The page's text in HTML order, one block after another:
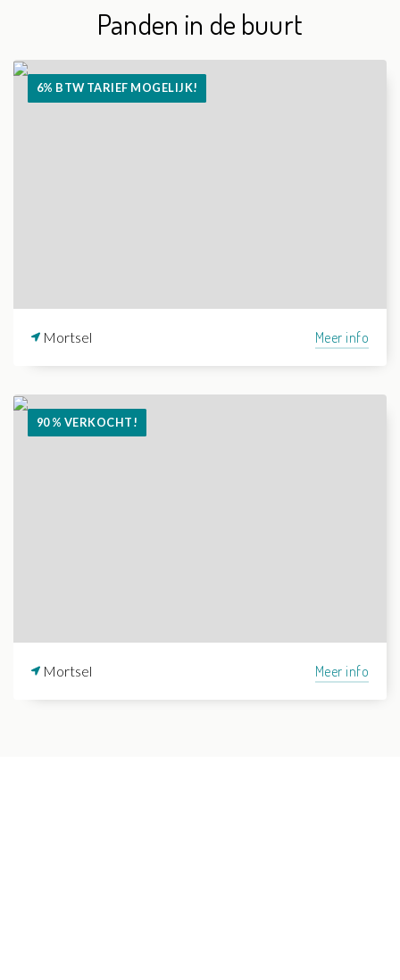
Panden in de buurt
6% BTW TARIEF MOGELIJK!
Mortsel Meer info
90 % VERKOCHT!
Mortsel Meer info